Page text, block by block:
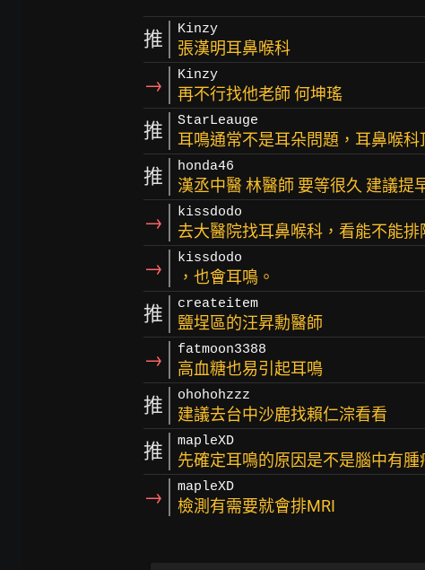
推 Kinzy
張漢明耳鼻喉科
→ Kinzy
再不行找他老師 何坤瑤
推 StarLeauge
耳鳴通常不是耳朵問題，耳鼻喉
推 honda46
漢丞中醫 林醫師 要等很久 建議提
→ kissdodo
去大醫院找耳鼻喉科，看能不能
→ kissdodo
，也會耳鳴。
推 createitem
鹽埕區的汪昇勳醫師
→ fatmoon3388
高血糖也易引起耳鳴
推 ohohohzzz
建議去台中沙鹿找賴仁淙看看
推 mapleXD
先確定耳鳴的原因是不是腦中有
→ mapleXD
檢測有需要就會排MRI